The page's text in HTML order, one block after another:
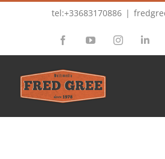
tel:+33683170886 |
FacebookYouTubeInstagram